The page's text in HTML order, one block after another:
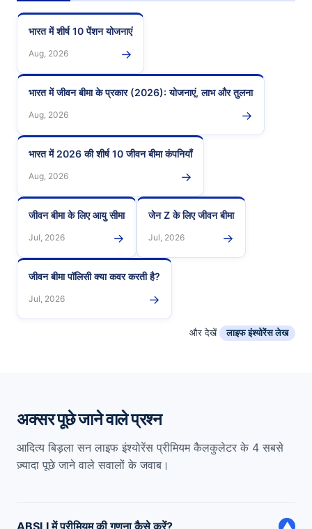
भारत में शीर्ष 10 पेंशन योजनाएं
Aug, 2026 →
भारत में जीवन बीमा के प्रकार (2026): योजनाएं, लाभ और तुलना
Aug, 2026 →
भारत में 2026 की शीर्ष 10 जीवन बीमा कंपनियाँ
Aug, 2026 →
जीवन बीमा के लिए आयु सीमा
Jul, 2026 →
जेन Z के लिए जीवन बीमा
Jul, 2026 →
जीवन बीमा पॉलिसी क्या कवर करती है?
Jul, 2026 →
और देखें लाइफ इंश्योरेंस लेख
अक्सर पूछे जाने वाले प्रश्न
आदित्य बिड़ला सन लाइफ इंश्योरेंस प्रीमियम कैलकुलेटर के 4 सबसे
ज़्यादा पूछे जाने वाले सवालों के जवाब।
ABSLI में प्रीमियम की गणना कैसे करें? ▼